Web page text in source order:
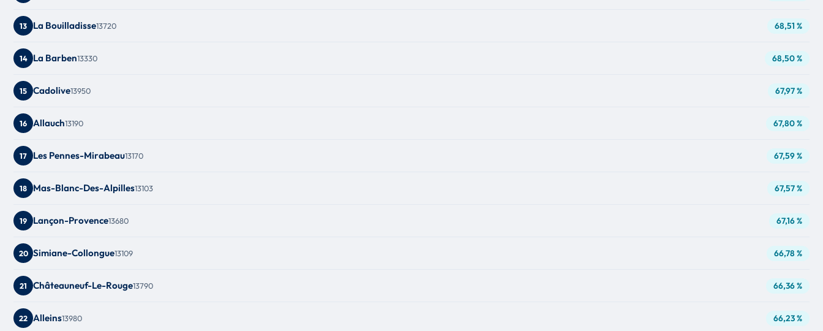
13 La Bouilladisse13720 68,51 %
14 La Barben13330 68,50 %
15 Cadolive13950 67,97 %
16 Allauch13190 67,80 %
17 Les Pennes-Mirabeau13170 67,59 %
18 Mas-Blanc-Des-Alpilles13103 67,57 %
19 Lançon-Provence13680 67,16 %
20 Simiane-Collongue13109 66,78 %
21 Châteauneuf-Le-Rouge13790 66,36 %
22 Alleins13980 66,23 %